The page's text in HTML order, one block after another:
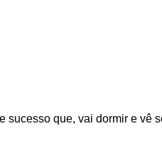
sucesso que, vai dormir e vê